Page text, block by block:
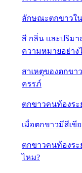
ลักษณะตกขาวใ
สี กลิ่น และปริม
ความหมายอย่าง
สาเหตุของตกขา
ครรภ์
ตกขาวคนท้องระ
เมื่อตกขาวมีสีเขี
ตกขาวคนท้องร
ไหม?